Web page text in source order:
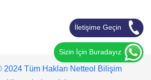
2024 Tüm Hakları Netteol Bilişim
Sizin İçin Buradayız
İletişime Geçin